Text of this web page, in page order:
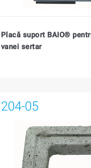
Placă suport BAIO®
vanei sertar
204-05